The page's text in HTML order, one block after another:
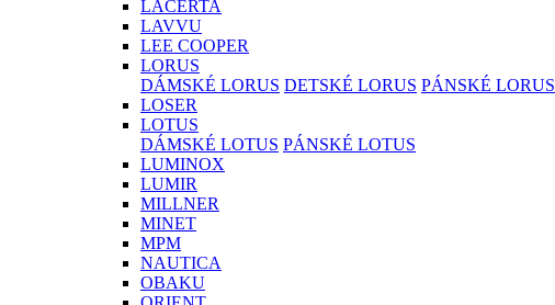
LACERTA
LAVVU
LEE COOPER
LORUS
DÁMSKÉ LORUS DETSKÉ LORUS PÁNSKÉ LORUS
LOSER
LOTUS
DÁMSKÉ LOTUS PÁNSKÉ LOTUS
LUMINOX
LUMIR
MILLNER
MINET
MPM
NAUTICA
OBAKU